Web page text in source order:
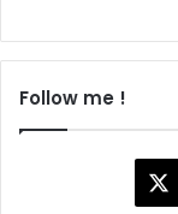
Follow me !